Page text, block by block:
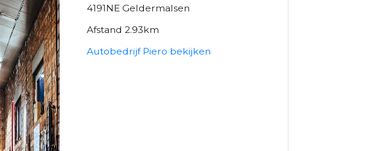
4191NE Geldermalsen
Afstand 2.93km
Autobedrijf Piero bekijken